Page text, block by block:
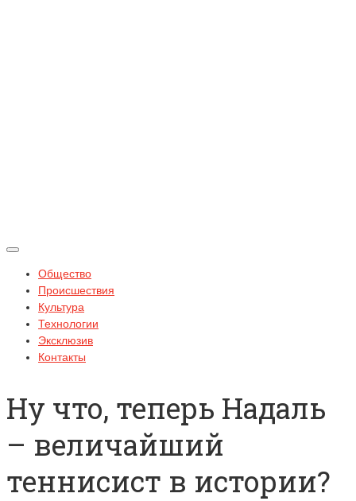
Общество
Происшествия
Культура
Технологии
Эксклюзив
Контакты
Ну что, теперь Надаль
– величайший
теннисист в истории?